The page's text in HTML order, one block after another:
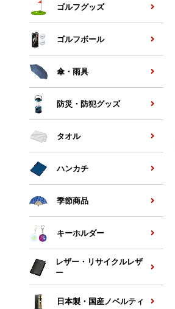
ゴルフグッズ
ゴルフボール
傘・雨具
防災・防犯グッズ
タオル
ハンカチ
季節商品
キーホルダー
レザー・リサイクルレザ
ー
日本製・国産ノベルティ